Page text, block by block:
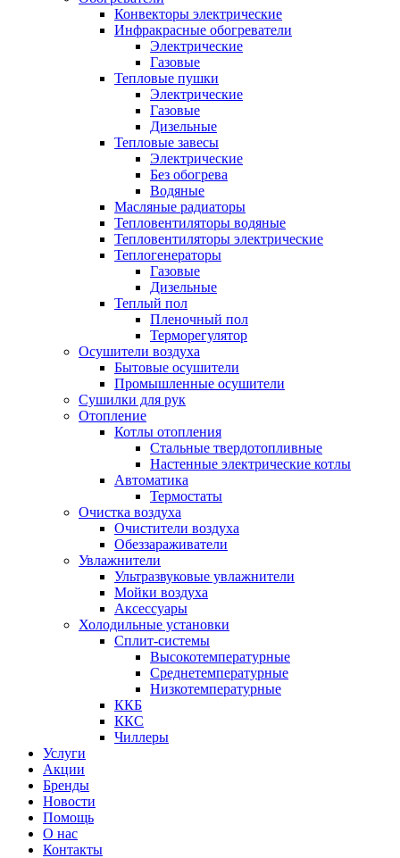
Конвекторы электрические
Инфракрасные обогреватели
Электрические
Газовые
Тепловые пушки
Электрические
Газовые
Дизельные
Тепловые завесы
Электрические
Без обогрева
Водяные
Масляные радиаторы
Тепловентиляторы водяные
Тепловентиляторы электрические
Теплогенераторы
Газовые
Дизельные
Теплый пол
Пленочный пол
Терморегулятор
Осушители воздуха
Бытовые осушители
Промышленные осушители
Сушилки для рук
Отопление
Котлы отопления
Стальные твердотопливные
Настенные электрические котлы
Автоматика
Термостаты
Очистка воздуха
Очистители воздуха
Обеззараживатели
Увлажнители
Ультразвуковые увлажнители
Мойки воздуха
Аксессуары
Холодильные установки
Сплит-системы
Высокотемпературные
Среднетемпературные
Низкотемпературные
ККБ
ККС
Чиллеры
Услуги
Акции
Бренды
Новости
Помощь
О нас
Контакты